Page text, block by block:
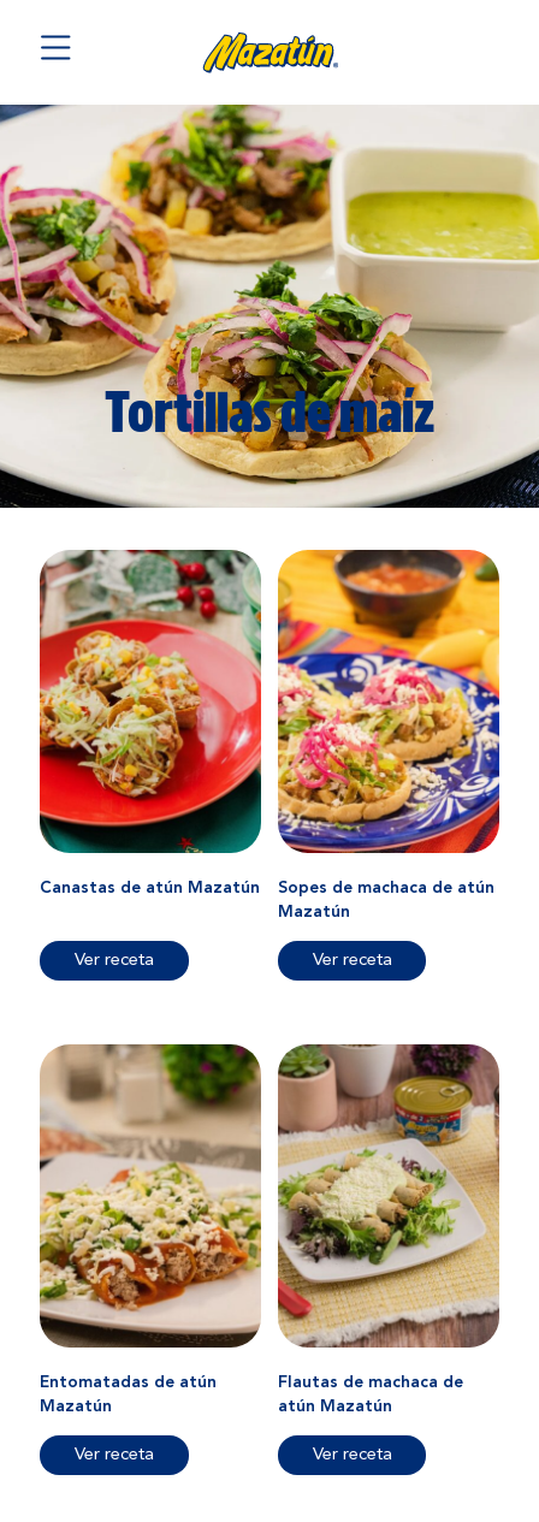
Tortillas de maíz
Canastas de atún Mazatún
Ver receta
Sopes de machaca de atún
Mazatún
Ver receta
Entomatadas de atún
Mazatún
Ver receta
Flautas de machaca de
atún Mazatún
Ver receta